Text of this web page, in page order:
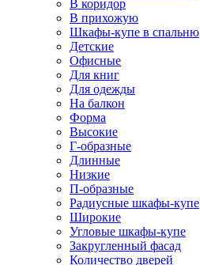
В коридор
В прихожую
Шкафы-купе в спальню
Детские
Офисные
Для книг
Для одежды
На балкон
Форма
Высокие
Г-образные
Длинные
Низкие
П-образные
Радиусные шкафы-купе
Широкие
Угловые шкафы-купе
Закругленный фасад
Количество дверей